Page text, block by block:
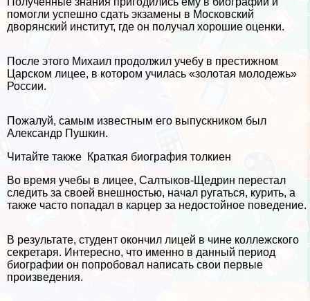
помогли успешно сдать экзамены в Московский
дворянский институт, где он получал хорошие оценки.
После этого Михаил продолжил учебу в престижном
Царском лицее, в котором училась «золотая молодежь»
России.
Пожалуй, самым известным его выпускником был
Александр Пушкин.
Читайте также Краткая биография толкиен
Во время учебы в лицее, Салтыков-Щедрин перестал
следить за своей внешностью, начал ругаться, курить, а
также часто попадал в карцер за недостойное поведение.
В результате, студент окончил лицей в чине коллежского
секретаря. Интересно, что именно в данный период
биографии он попробовал написать свои первые
произведения.